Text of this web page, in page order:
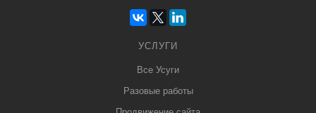
УСЛУГИ
Все Усуги
Разовые работы